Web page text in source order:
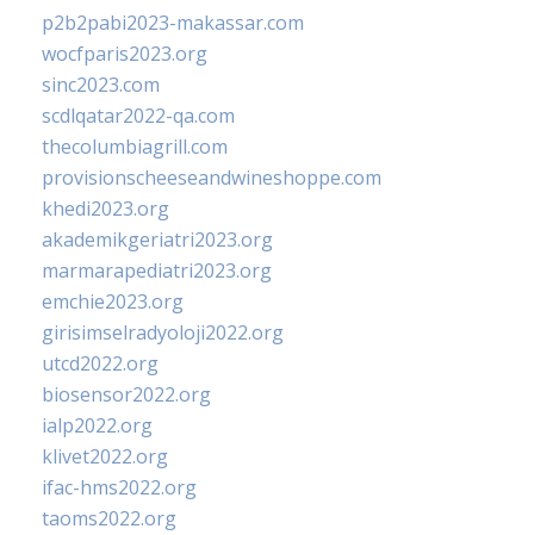
p2b2pabi2023-makassar.com
wocfparis2023.org
sinc2023.com
scdlqatar2022-qa.com
thecolumbiagrill.com
provisionscheeseandwineshoppe.com
khedi2023.org
akademikgeriatri2023.org
marmarapediatri2023.org
emchie2023.org
girisimselradyoloji2022.org
utcd2022.org
biosensor2022.org
ialp2022.org
klivet2022.org
ifac-hms2022.org
taoms2022.org